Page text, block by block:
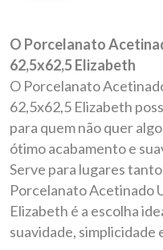
O Porcelanato
62,5x62,5 Elizabeth
O Porcelanato
62,5x62,5 Elizabeth
para quem não quer
ótimo acabamento e
Serve para lugares
Porcelanato Acetinado
Elizabeth é a escolha
suavidade, simplicidade